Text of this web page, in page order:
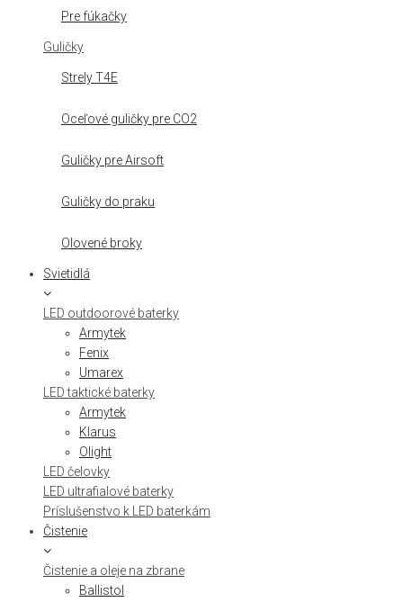
Pre fúkačky
Guličky
Strely T4E
Oceľové guličky pre CO2
Guličky pre Airsoft
Guličky do praku
Olovené broky
Svietidlá
LED outdoorové baterky
Armytek
Fenix
Umarex
LED taktické baterky
Armytek
Klarus
Olight
LED čelovky
LED ultrafialové baterky
Príslušenstvo k LED baterkám
Čistenie
Čistenie a oleje na zbrane
Ballistol